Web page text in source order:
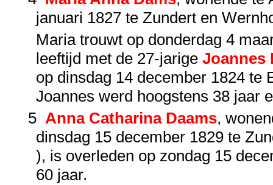
januari 1827 te Zundert en
Maria trouwt op donderdag 4
leeftijd met de 27-jarigeJoannes
op dinsdag 14 december 1824 te
Joannes werd hoogstens 38 jaar
5 Anna Catharina Daams,
dinsdag 15 december 1829 te
), is overleden op zondag 15
60 jaar.